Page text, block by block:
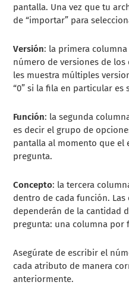
pantalla. Una vez que tu
de “importar” para
Versión: la primera
número de versiones de los
les muestra múltiples
“0” si la fila en particular es
Función: la segunda
es decir el grupo de
pantalla al momento que el
pregunta.
Concepto: la tercera
dentro de cada función.
dependerán de la cantidad
pregunta: una columna por
Asegúrate de escribir el
cada atributo de manera
anteriormente.